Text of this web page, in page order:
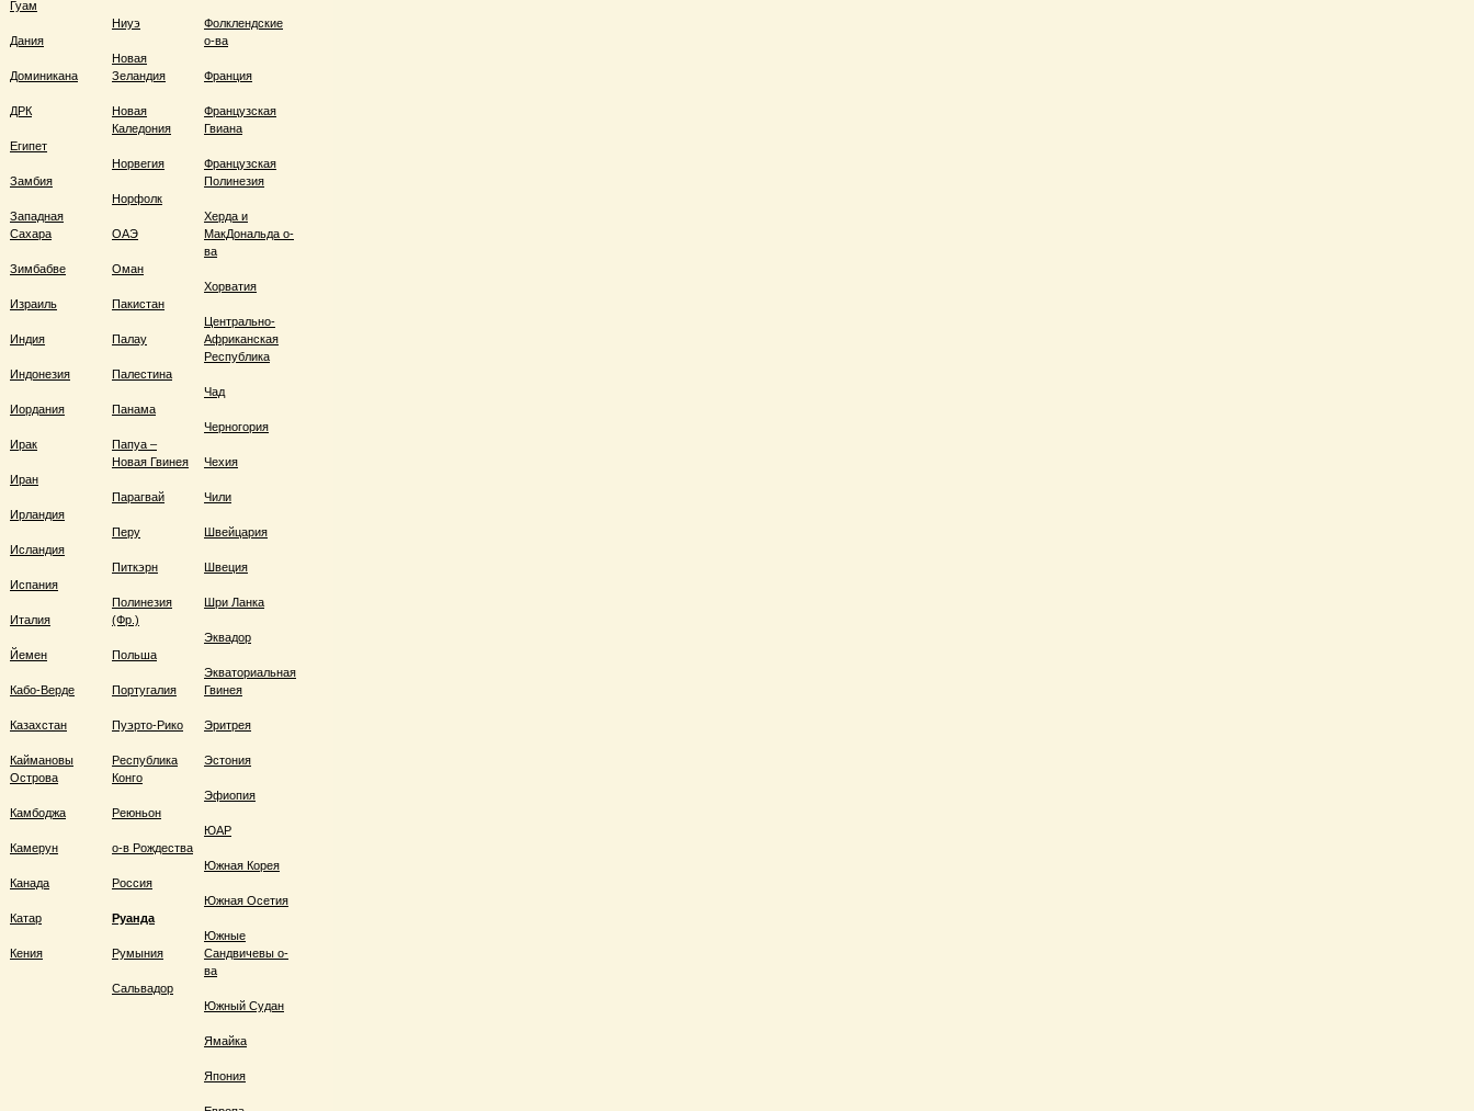
Гуам
Дания
Доминикана
ДРК
Египет
Замбия
Западная
Сахара
Зимбабве
Израиль
Индия
Индонезия
Иордания
Ирак
Иран
Ирландия
Исландия
Испания
Италия
Йемен
Кабо-Верде
Казахстан
Каймановы
Острова
Камбоджа
Камерун
Канада
Катар
Кения
Ниуэ
Новая
Зеландия
Новая
Каледония
Норвегия
Норфолк
ОАЭ
Оман
Пакистан
Палау
Палестина
Панама
Папуа –
Новая Гвинея
Парагвай
Перу
Питкэрн
Полинезия
(Фр.)
Польша
Португалия
Пуэрто-Рико
Республика
Конго
Реюньон
о-в Рождества
Россия
Руанда
Румыния
Сальвадор
Фолклендские
о-ва
Франция
Французская
Гвиана
Французская
Полинезия
Херда и
МакДональда о-
ва
Хорватия
Центрально-
Африканская
Республика
Чад
Черногория
Чехия
Чили
Швейцария
Швеция
Шри Ланка
Эквадор
Экваториальная
Гвинея
Эритрея
Эстония
Эфиопия
ЮАР
Южная Корея
Южная Осетия
Южные
Сандвичевы о-
ва
Южный Судан
Ямайка
Япония